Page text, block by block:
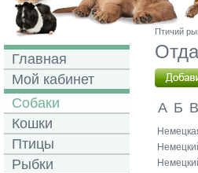
Главная
Мой кабинет
Собаки
Кошки
Птицы
Рыбки
Птичий
А Б В